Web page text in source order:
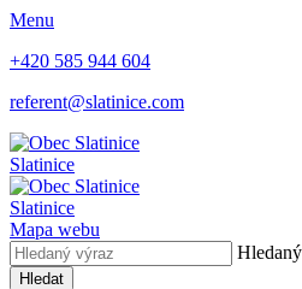
Menu
+420 585 944 604
referent@slatinice.com
Slatinice
Slatinice
Mapa webu
Hledat